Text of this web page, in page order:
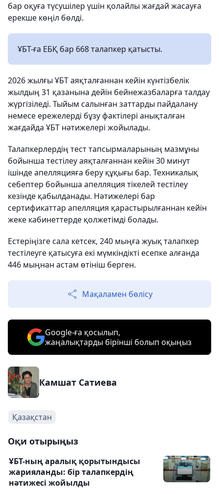
бар оқуға түсушілер үшін қолайлы жағдай жасауға
ерекше көңіл бөлді.
ҰБТ-ға ЕБҚ бар 668 талапкер қатысты.
2026 жылғы ҰБТ аяқталғаннан кейін күнтізбелік
жылдың 31 қазанына дейін бейнежазбаларға талдау
жүргізіледі. Тыйым салынған заттарды пайдалану
немесе ережелерді бұзу фактілері анықталған
жағдайда ҰБТ нәтижелері жойылады.
Талапкерлердің тест тапсырмаларының мазмұны
бойынша тестілеу аяқталғаннан кейін 30 минут
ішінде апелляцияға беру құқығы бар. Техникалық
себептер бойынша апелляция тікелей тестілеу
кезінде қабылданады. Нәтижелері бар
сертификаттар апелляция қарастырылғаннан кейін
жеке кабинеттерде қолжетімді болады.
Естеріңізге сала кетсек, 240 мыңға жуық талапкер
тестілеуге қатысуға екі мүмкіндікті есепке алғанда
446 мыңнан астам өтініш берген.
Мақаламен бөлісу
Google-ға қосылып,
жаңалықтарды бірінші болып оқыңыз
Камшат Сатиева
Қазақстан
Оқи отырыңыз
ҰБТ-ның аралық қорытындысы
жарияланды: бір талапкердің
нәтижесі жойылды